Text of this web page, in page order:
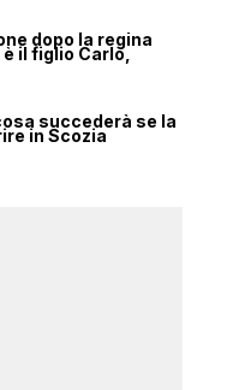
dopo la regina
il figlio Carlo,
succederà se la
in Scozia